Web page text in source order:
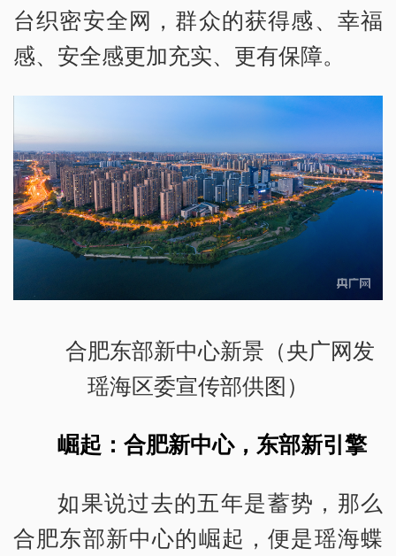
台织密安全网，群众的获得感、幸福
感、安全感更加充实、更有保障。
合肥东部新中心新景（央广网发
瑶海区委宣传部供图）
崛起：合肥新中心，东部新引擎
如果说过去的五年是蓄势，那么
合肥东部新中心的崛起，便是瑶海蝶